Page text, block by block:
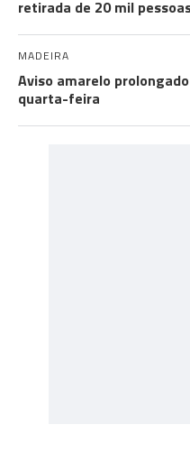
retirada de 20 mil
MADEIRA
Aviso amarelo
quarta-feira